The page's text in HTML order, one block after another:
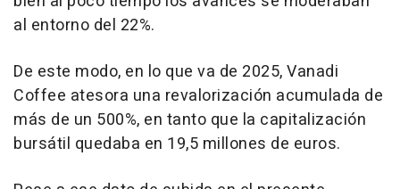
al entorno del 22%.
De este modo, en lo que va de 2025, Vanadi
Coffee atesora una revalorización acumulada de
más de un 500%, en tanto que la capitalización
bursátil quedaba en 19,5 millones de euros.